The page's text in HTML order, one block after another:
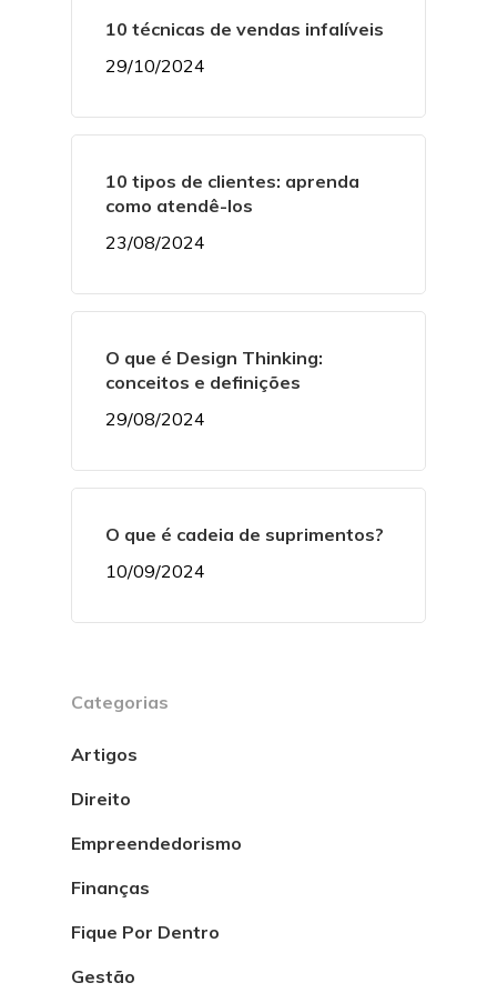
10 técnicas de vendas infalíveis
29/10/2024
10 tipos de clientes: aprenda
como atendê-los
23/08/2024
O que é Design Thinking:
conceitos e definições
29/08/2024
O que é cadeia de suprimentos?
10/09/2024
Categorias
Artigos
Direito
Empreendedorismo
Finanças
Fique Por Dentro
Gestão